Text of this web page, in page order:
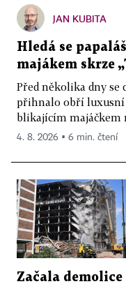
JAN KUBITA
Hledá se
majákem skrze
Před několika dny se
přihnalo obří luxusní
blikajícím majáčkem
4. 8. 2026 ▪ 6 min. čtení
Začala demolice